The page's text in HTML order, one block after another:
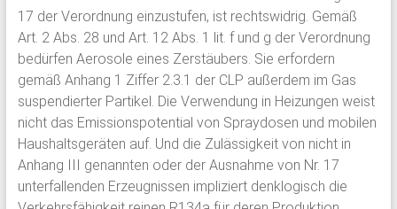
17 der Verordnung einzustufen, ist rechtswidrig. Gemäß
Art. 2 Abs. 28 und Art. 12 Abs. 1 lit. f und g der Verordnung
bedürfen Aerosole eines Zerstäubers. Sie erfordern
gemäß Anhang 1 Ziffer 2.3.1 der CLP außerdem im Gas
suspendierter Partikel. Die Verwendung in Heizungen weist
nicht das Emissionspotential von Spraydosen und mobilen
Haushaltsgeräten auf. Und die Zulässigkeit von nicht in
Anhang III genannten oder der Ausnahme von Nr. 17
unterfallenden Erzeugnissen impliziert denklogisch die